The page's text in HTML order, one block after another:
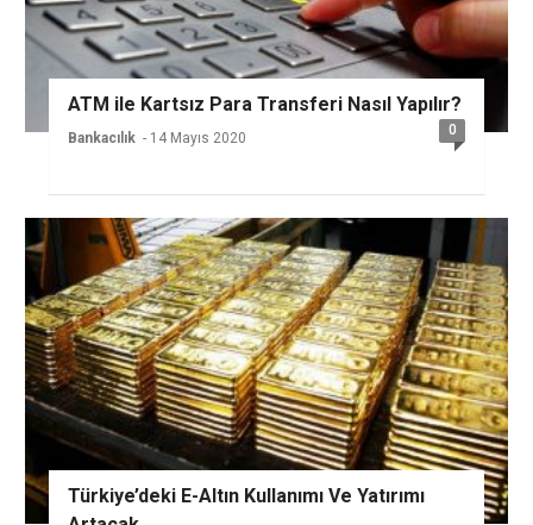
ATM ile Kartsız Para Transferi Nasıl Yapılır?
Bankacılık - 14 Mayıs 2020 0
Türkiye’deki E-Altın Kullanımı Ve Yatırımı